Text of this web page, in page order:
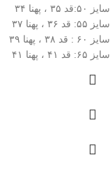
سایز ۵۰:قد ۳۵ ، پهنا ۳۴
سایز ۵۵: قد ۳۶ ، پهنا ۳۷
سایز ۶۰ : قد ۳۸ ، پهنا ۳۹
سایز ۶۵: قد ۴۱ ، پهنا ۴۱